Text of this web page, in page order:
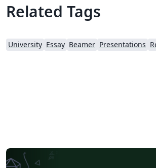
Related Tags
University Essay Beamer Presentations